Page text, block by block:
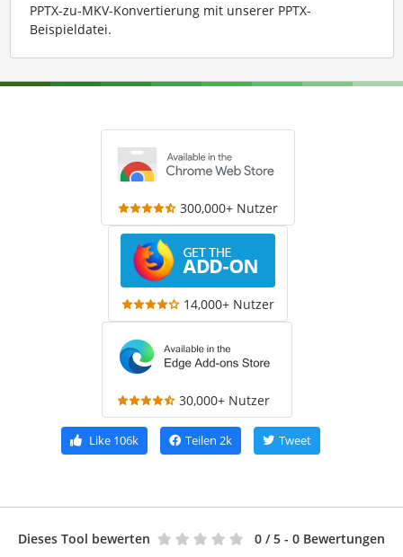
PPTX-zu-MKV-Konvertierung mit unserer PPTX-
Beispieldatei.
300,000+ Nutzer
14,000+ Nutzer
30,000+ Nutzer
Like 106k Teilen 2k Tweet
Dieses Tool bewerten 0 / 5 - 0 Bewertungen